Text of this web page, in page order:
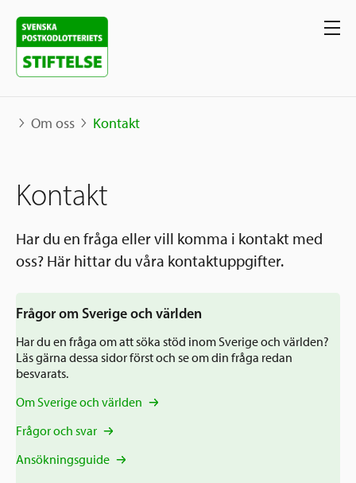
Karta
Berättelser
Våra stöd
Utlysningar
Samhällsentreprenörskap
Ansök
Ansökningsguide
Rekommendationer
Frågor och svar
Om oss
Uppdrag
Medarbetare & styrelse
SV
Om oss Kontakt
Kontakt
Har du en fråga eller vill komma i kontakt med
oss? Här hittar du våra kontaktuppgifter.
Frågor om Sverige och världen
Har du en fråga om att söka stöd inom Sverige och världen?
Läs gärna dessa sidor först och se om din fråga redan
besvarats.
Om Sverige och världen
Frågor och svar
Ansökningsguide